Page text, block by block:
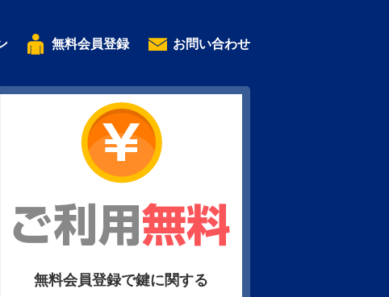
無料会員登録 お問い合わせ
無料会員登録で鍵に関する